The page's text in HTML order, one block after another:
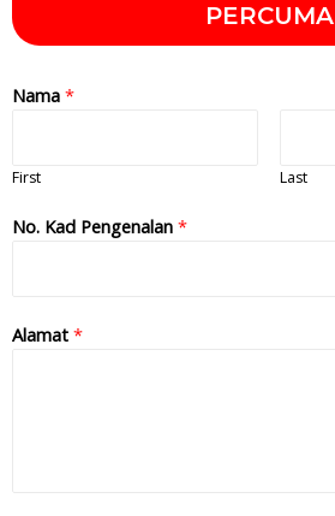
PERCUMA
Nama *
First Last
No. Kad Pengenalan *
Alamat *